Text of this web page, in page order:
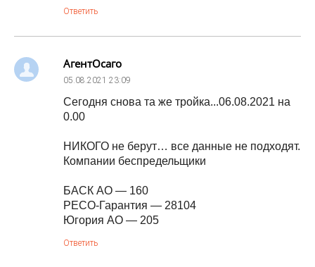
Ответить
АгентОсаго
05.08.2021 23:09
Сегодня снова та же тройка...06.08.2021 на
0.00
НИКОГО не берут… все данные не подходят.
Компании беспредельщики
БАСК АО — 160
РЕСО-Гарантия — 28104
Югория АО — 205
Ответить